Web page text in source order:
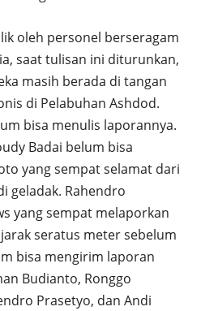
oleh personel berseragam
saat tulisan ini diturunkan,
masih berada di tangan
di Pelabuhan Ashdod.
bisa menulis laporannya.
Badai belum bisa
yang sempat selamat dari
geladak. Rahendro
yang sempat melaporkan
seratus meter sebelum
bisa mengirim laporan
Budianto, Ronggo
Prasetyo, dan Andi